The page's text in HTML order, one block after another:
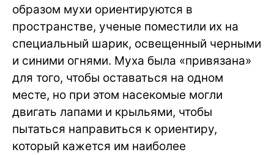
образом мухи ориентируются в
пространстве, ученые поместили их на
специальный шарик, освещенный черными
и синими огнями. Муха была «привязана»
для того, чтобы оставаться на одном
месте, но при этом насекомые могли
двигать лапами и крыльями, чтобы
пытаться направиться к ориентиру,
который кажется им наиболее